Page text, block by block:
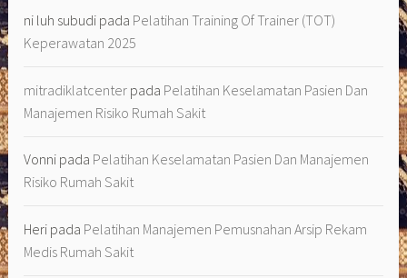
ni luh subudi pada Pelatihan Training Of Trainer (TOT)
Keperawatan 2025
mitradiklatcenter pada Pelatihan Keselamatan Pasien Dan
Manajemen Risiko Rumah Sakit
Vonni pada Pelatihan Keselamatan Pasien Dan Manajemen
Risiko Rumah Sakit
Heri pada Pelatihan Manajemen Pemusnahan Arsip Rekam
Medis Rumah Sakit